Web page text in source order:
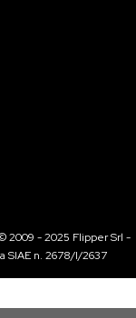
2009 - 2025 Flipper Srl -
SIAE n. 2678/I/2637